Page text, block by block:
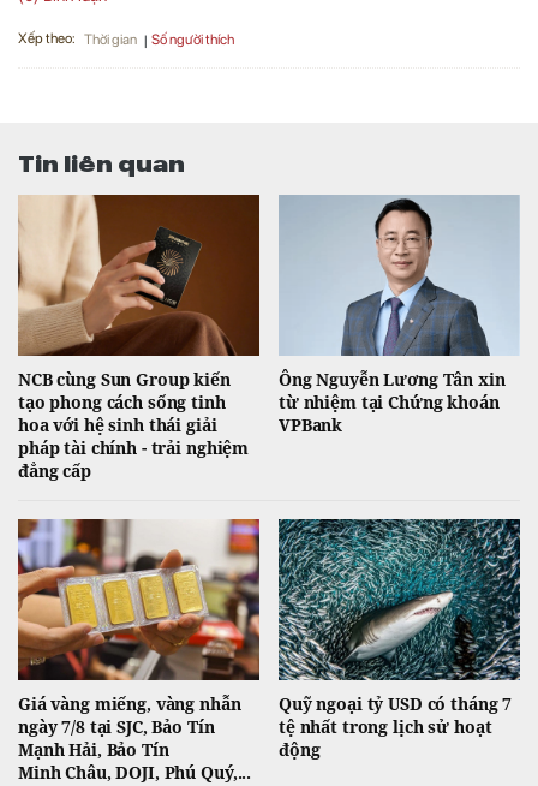
Xếp theo: Thời gian Số người thích
Tin liên quan
NCB cùng Sun Group kiến
tạo phong cách sống tinh
hoa với hệ sinh thái giải
pháp tài chính - trải nghiệm
đẳng cấp
Ông Nguyễn Lương Tân xin
từ nhiệm tại Chứng khoán
VPBank
Giá vàng miếng, vàng nhẫn
ngày 7/8 tại SJC, Bảo Tín
Mạnh Hải, Bảo Tín
Minh Châu, DOJI, Phú Quý,...
Quỹ ngoại tỷ USD có tháng 7
tệ nhất trong lịch sử hoạt
động